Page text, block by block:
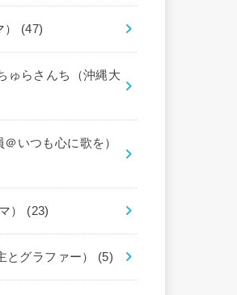
） (47)
ゅらさんち（沖縄大
いつも心に歌を）
） (23)
とグラファー） (5)